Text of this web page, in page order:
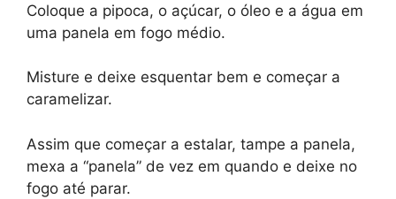
Coloque a pipoca, o açúcar, o óleo e a água em
uma panela em fogo médio.
Misture e deixe esquentar bem e começar a
caramelizar.
Assim que começar a estalar, tampe a panela,
mexa a “panela” de vez em quando e deixe no
fogo até parar.